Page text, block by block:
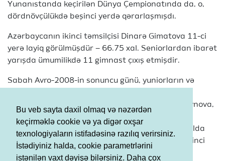
Bu veb sayta daxil olmaq və nəzərdən
keçirməklə cookie və ya digər oxşar
texnologiyaların istifadəsinə razılıq verirsiniz.
İstədiyiniz halda, cookie parametrlərini
istənilən vaxt dəyişə bilərsiniz. Daha çox
Yunanıstanda keçirilən Dünya Çempionatında da, o,
dördnövçülükdə beşinci yerdə qərarlaşmışdı.
Azərbaycanın ikinci təmsilçisi Dinarə Gimatova 11-ci
yerə layiq görülmüşdür – 66.75 xal. Seniorlardan ibarət
yarışda ümumilikdə 11 gimnast çıxış etmişdir.
Sabah Avro-2008-in sonuncu günü, yuniorların və
mərasimi və Qala-konsert keçiriləcək. Vəfa Hüseynova,
Anna Bitiyeva, Valeriya Yeqay, Alina Tryopina və
Anastasiya Prasolovadan ibarət qrup hər iki finalda
çıxış edəcək: 5 iplə ikinci, 3 halqa/4 gürzlə isə beşinci
çıxış edəcəklər.